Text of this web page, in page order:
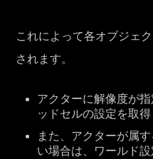
これによって各オブジェ
されます。
アクターに解像度が
ッドセルの設定を取得
また、アクターが属
い場合は、ワールド設